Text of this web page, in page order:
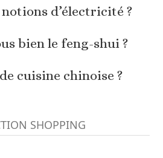
notions d’électricité ?
bien le feng-shui ?
cuisine chinoise ?
SHOPPING